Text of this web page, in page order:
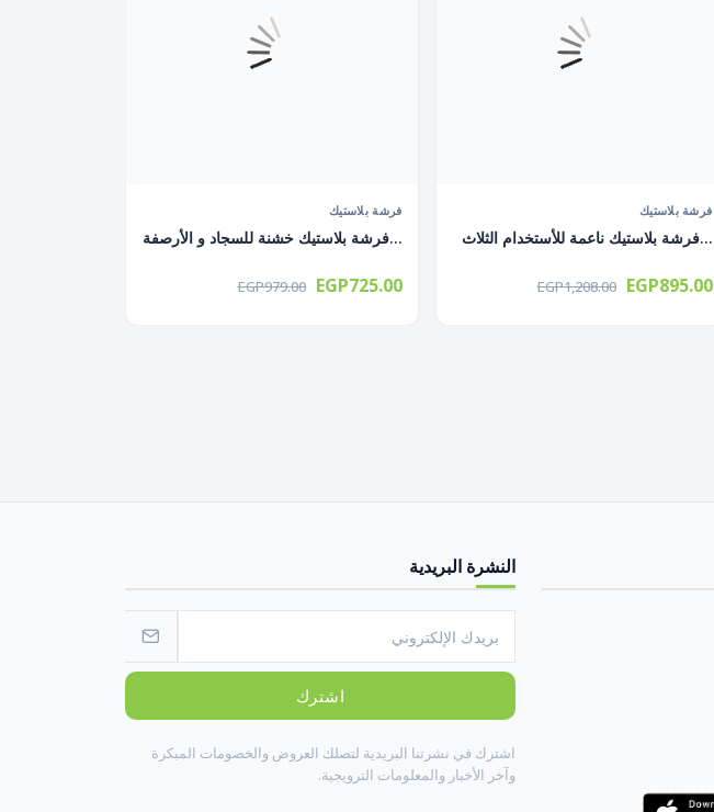
فرشة بلاستيك
فرشة بلاستيك خشنة للسجاد و الأرصفة...
EGP979.00 EGP725.00
فرشة بلاستيك
فرشة بلاستيك ناعمة للأستخدام الثلاث...
EGP1,208.00 EGP895.00
النشرة البريدية
اشترك
اشترك في نشرتنا البريدية لتصلك العروض والخصومات المبكرة
وآخر الأخبار والمعلومات الترويجية.